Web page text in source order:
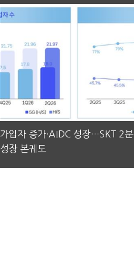
가입자 증가·AIDC 성장…SKT 2
성장 본궤도